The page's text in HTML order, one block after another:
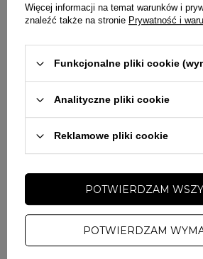
Ściągacze: szerokie, żebrowane
Szwy Autolap: płaskie, odporne na
Logo: małe logo Pitbull na piersi –
Komfort noszenia: dzięki wysokiej
elastycznemu składowi nie krępuje
Uniwersalność: bluza idealnie
Funkcjonalność: praktyczne, zapinane
kaptura zwiększają użyteczność.
Więcej informacji na temat warunków i
znaleźć także na stronie Prywatność i
Funkcjonalne pliki cookie
Analityczne pliki cookie
Reklamowe pliki cookie
POTWIERDZAM
POTWIERDZAM